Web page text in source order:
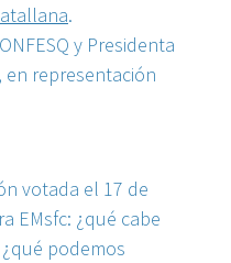
.
y Presidenta
en representación
votada el 17 de
EMsfc: ¿qué cabe
podemos